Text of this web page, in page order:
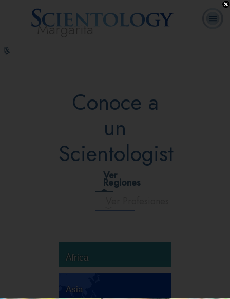
Margarita
L. Ronald
Hubbard
Conoce a
un
Scientologist
Ver
Regiones
África
Asia